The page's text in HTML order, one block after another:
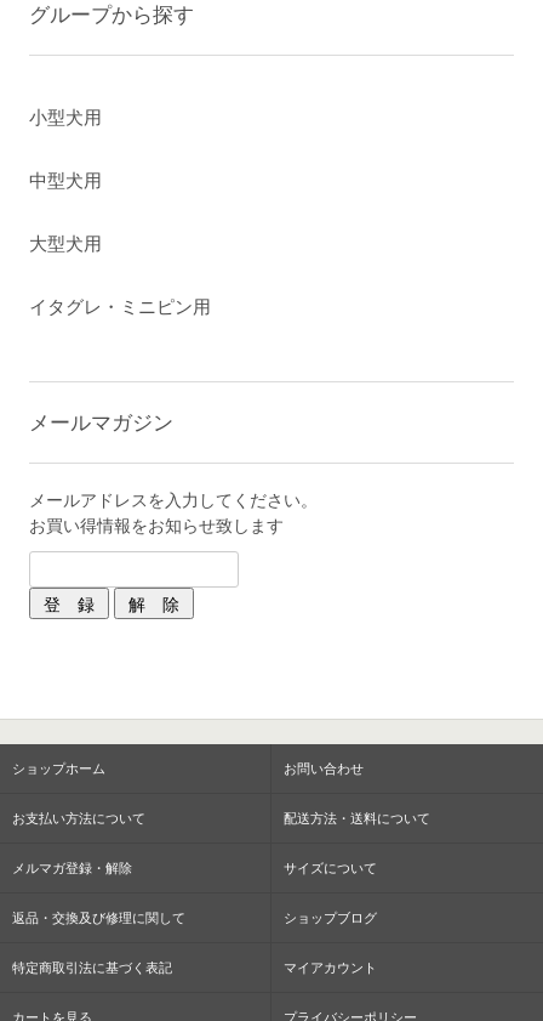
グループから探す
小型犬用
中型犬用
大型犬用
イタグレ・ミニピン用
メールマガジン
メールアドレスを入力してください。
お買い得情報をお知らせ致します
ショップホーム お問い合わせ
お支払い方法について 配送方法・送料について
メルマガ登録・解除 サイズについて
返品・交換及び修理に関して ショップブログ
特定商取引法に基づく表記 マイアカウント
カートを見る プライバシーポリシー